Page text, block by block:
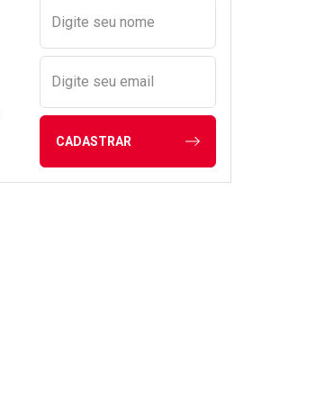
Preencher nome e email
Digite seu nome
Digite seu email
CADASTRAR